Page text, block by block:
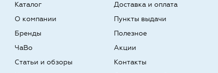
Каталог
О компании
Бренды
Доставка и оплата
Пункты выдачи
Полезное
ЧаВо
Статьи и обзоры
Акции
Контакты